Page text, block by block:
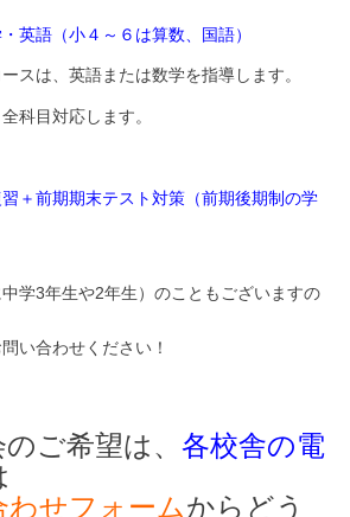
英語（小４～６は算数、国語）
スは、英語または数学を指導します。
科目対応します。
＋前期期末テスト対策（前期後期制の学
学3年生や2年生）のこともございますの
い合わせください！
ご希望は、 各校舎の電
せフォームからどう